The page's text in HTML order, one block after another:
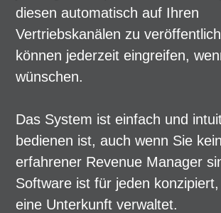
diesen automatisch auf Ihren
Vertriebskanälen zu
können jederzeit eingreifen,
wünschen.
Das System ist einfach und
bedienen ist, auch wenn Sie kein
erfahrener Revenue Manager
Software ist für jeden
eine Unterkunft verwaltet.